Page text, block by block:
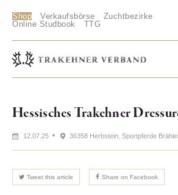
Shop Verkaufsbörse
Zuchtbezirke
Online Studbook
TTG
Hessisches Trakehner
12.07.25 36358 Herbstein, Sportpferde
Tweet this article Share on Facebook